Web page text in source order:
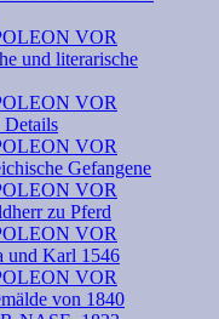
VOR
und literarische
VOR
VOR
Gefangene
VOR
zu Pferd
VOR
und Karl 1546
VOR
von 1840